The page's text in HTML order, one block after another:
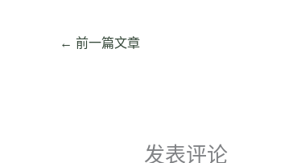
← 前一篇文章
发表评论